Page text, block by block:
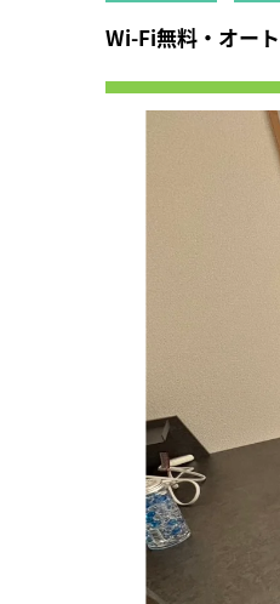
Wi-Fi無料・オー